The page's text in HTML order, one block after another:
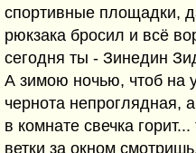
спортивные площадки,
рюкзака бросил и всё
сегодня ты - Зинедин
А зимою ночью, чтоб на
чернота непроглядная,
в комнате свечка
ветки за окном